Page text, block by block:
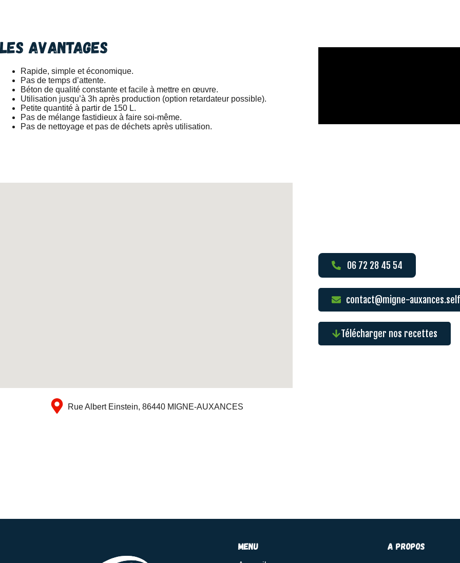
Les avantages
Rapide, simple et économique.
Pas de temps d’attente.
Béton de qualité constante et facile à mettre en œuvre.
Utilisation jusqu’à 3h après production (option retardateur possible).
Petite quantité à partir de 150 L.
Pas de mélange fastidieux à faire soi-même.
Pas de nettoyage et pas de déchets après utilisation.
Rue Albert Einstein, 86440 MIGNE-AUXANCES
06 72 28 45 54
contact@migne-
Télécharger nos recettes
menu A propos